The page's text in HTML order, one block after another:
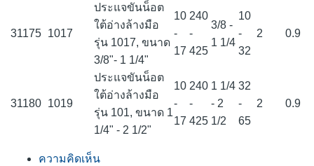
31175 1017
ประแจขันน็อต
ใต้อ่างล้างมือ
รุ่น 1017, ขนาด
3/8"- 1 1/4"
10
-
17
240
-
425
3/8 -
1 1/4
10
-
32
2 0.9
31180 1019
ประแจขันน็อต
ใต้อ่างล้างมือ
รุ่น 101, ขนาด 1
1/4" - 2 1/2"
10
-
17
240
-
425
1 1/4
- 2
1/2
32
-
65
2 0.9
ความคิดเห็น